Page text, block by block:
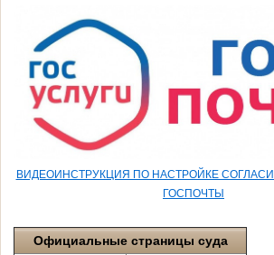
ВИДЕОИНСТРУКЦИЯ ПО НАСТРОЙКЕ
ГОСПОЧТЫ
Официальные страницы суда